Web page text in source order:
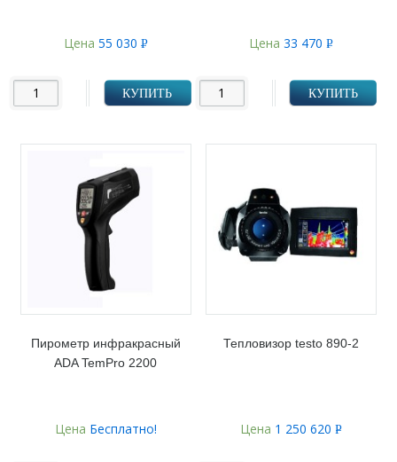
Цена 55 030 Р
КУПИТЬ
Цена33 470Р
КУПИТЬ
Пирометр инфракрасный
ADA TemPro 2200
Цена Бесплатно!
Тепловизор testo 890-2
Цена 1 250 620Р